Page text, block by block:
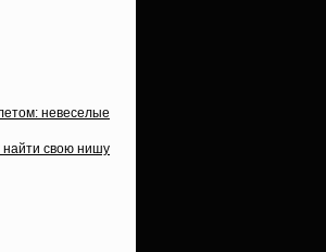
невеселые
найти свою нишу